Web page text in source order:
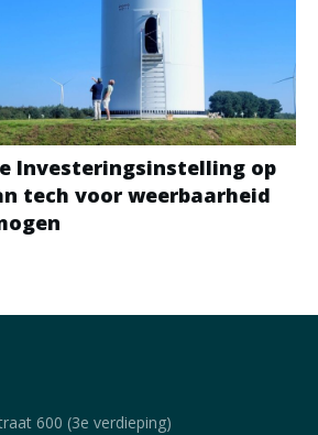
Investeringsinstelling op
tech voor weerbaarheid
600 (3e verdieping)